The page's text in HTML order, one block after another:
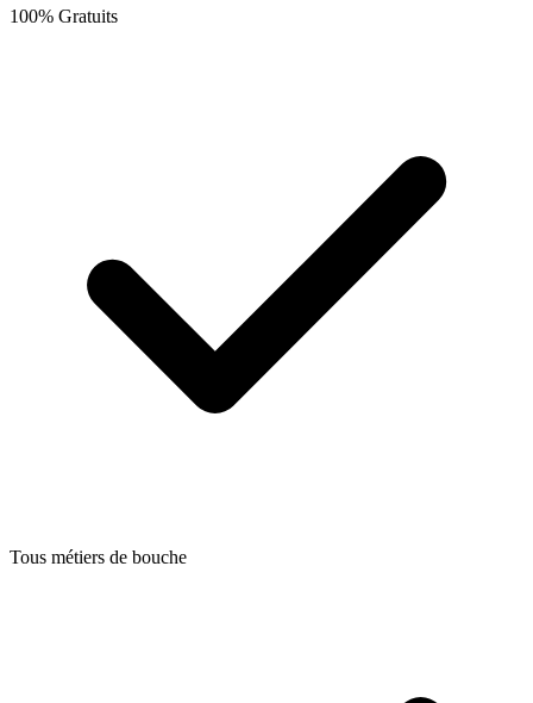
100% Gratuits
Tous métiers de bouche